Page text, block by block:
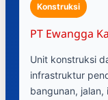
Konstruksi
PT Ewangga
Unit konstruksi
infrastruktur
bangunan, jalan,